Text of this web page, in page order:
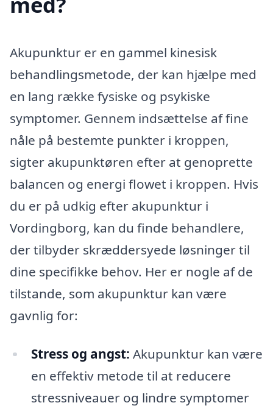
Akupunktur er en gammel kinesisk
behandlingsmetode, der kan hjælpe med
en lang række fysiske og psykiske
symptomer. Gennem indsættelse af fine
nåle på bestemte punkter i kroppen,
sigter akupunktøren efter at genoprette
balancen og energi flowet i kroppen. Hvis
du er på udkig efter akupunktur i
Vordingborg, kan du finde behandlere,
der tilbyder skræddersyede løsninger til
dine specifikke behov. Her er nogle af de
tilstande, som akupunktur kan være
gavnlig for:
Stress og angst: Akupunktur kan være
en effektiv metode til at reducere
stressniveauer og lindre symptomer